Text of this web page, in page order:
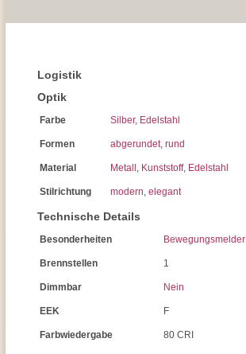
Logistik
Optik
Farbe Silber, Edelstahl
Formen abgerundet, rund
Material Metall , Kunststoff, Edelstahl
Stilrichtung modern, elegant
Technische Details
Besonderheiten Bewegungsmelder
Brennstellen 1
Dimmbar Nein
EEK F
Farbwiedergabe 80 CRI